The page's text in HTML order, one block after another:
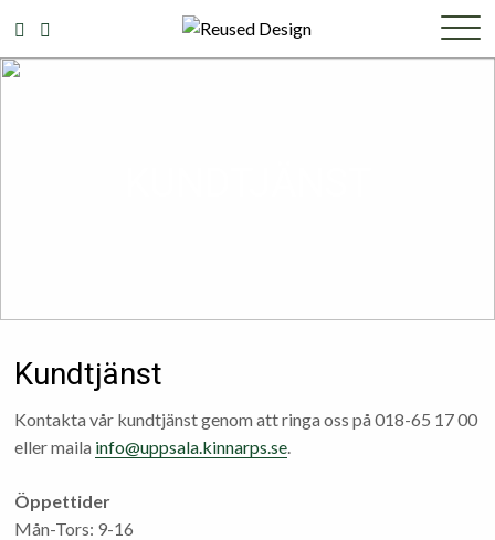
Kundtjänst
Kontakta vår kundtjänst genom att ringa oss på 018-65 17 00
eller maila info@uppsala.kinnarps.se.
Öppettider
Mån-Tors: 9-16